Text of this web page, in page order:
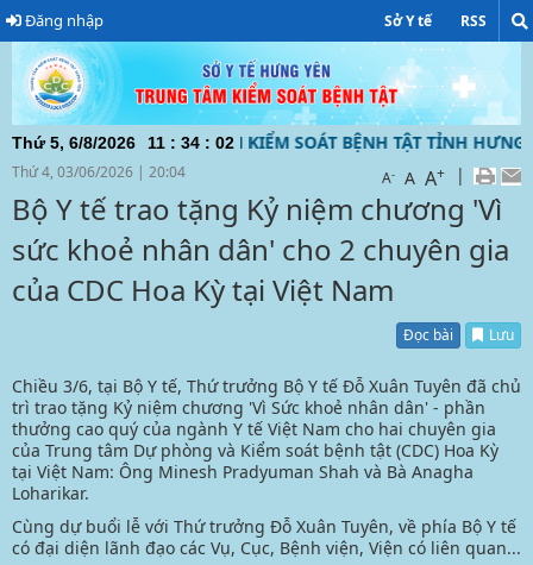
Đăng nhập Sở Y tế RSS
Thứ 5, 6/8/2026 11 : 34 : 04
TRUNG TÂM KIỂM SOÁT BỆNH TẬT TỈNH HƯNG YÊN
Thứ 4, 03/06/2026 | 20:04 A- A A+ |
Bộ Y tế trao tặng Kỷ niệm chương 'Vì
sức khoẻ nhân dân' cho 2 chuyên gia
của CDC Hoa Kỳ tại Việt Nam
Đọc bài Lưu
Chiều 3/6, tại Bộ Y tế, Thứ trưởng Bộ Y tế Đỗ Xuân Tuyên đã chủ
trì trao tặng Kỷ niệm chương 'Vì Sức khoẻ nhân dân' - phần
thưởng cao quý của ngành Y tế Việt Nam cho hai chuyên gia
của Trung tâm Dự phòng và Kiểm soát bệnh tật (CDC) Hoa Kỳ
tại Việt Nam: Ông Minesh Pradyuman Shah và Bà Anagha
Loharikar.
Cùng dự buổi lễ với Thứ trưởng Đỗ Xuân Tuyên, về phía Bộ Y tế
có đại diện lãnh đạo các Vụ, Cục, Bệnh viện, Viện có liên quan...